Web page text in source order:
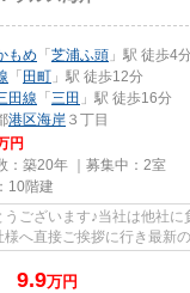
もめ 「 芝浦ふ頭 」駅 徒歩4
「 田町 」駅 徒歩12分
田線 「 三田 」駅 徒歩16分
港区海岸 ３丁目
円
：築20年 ｜募集中： 2室
10階建
ございます♪当社は他社
様へ直接ご挨拶に行き最新
9.9万円